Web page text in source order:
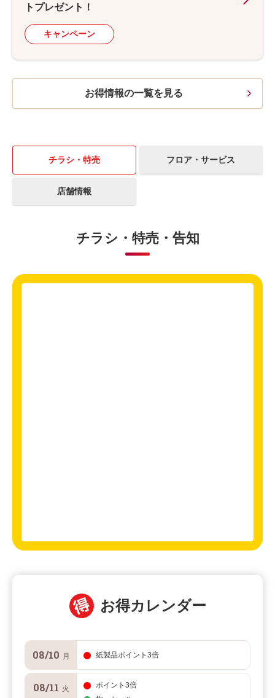
トプレゼント！
キャンペーン
お得情報の一覧を見る
チラシ・特売 フロア・サービス
店舗情報
お得カレンダー
08/10 月 紙製品ポイント3倍
08/11 火
ポイント3倍